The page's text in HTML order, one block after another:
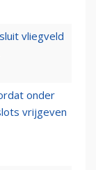
vliegveld
onder
vrijgeven